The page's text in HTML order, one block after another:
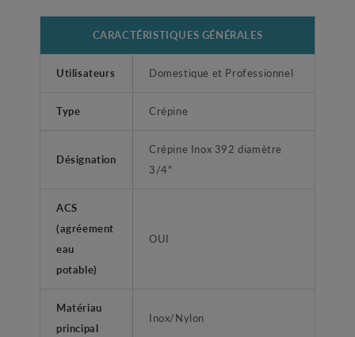
CARACTÉRISTIQUES GÉNÉRALES
Utilisateurs Domestique et Professionnel
Type Crépine
Désignation
Crépine Inox 392 diamètre
3/4"
ACS
(agréement
eau
potable)
OUI
Matériau
principal
Inox/Nylon